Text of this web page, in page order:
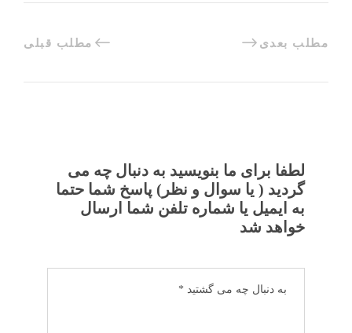
مطلب قبلی مطلب بعدی
لطفا برای ما بنویسید به دنبال چه می
گردید ( یا سوال و نظر) پاسخ شما حتما
به ایمیل یا شماره تلفن شما ارسال
خواهد شد